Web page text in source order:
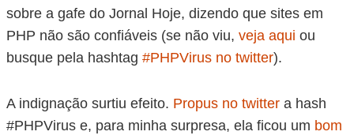
sobre a gafe do Jornal Hoje, dizendo que sites em
PHP não são confiáveis (se não viu, veja aqui ou
busque pela hashtag #PHPVirus no twitter).
A indignação surtiu efeito. Propus no twittera hash
#PHPVirus e, para minha surpresa, ela ficou um bom